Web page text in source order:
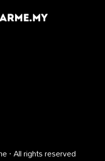
· All rights reserved